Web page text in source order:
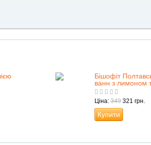
Бішофіт
ванн з лимоном
Ціна: 349 321 грн.
Купити